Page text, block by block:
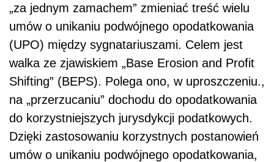
„za jednym zamachem” zmieniać treść wielu
umów o unikaniu podwójnego opodatkowania
(UPO) między sygnatariuszami. Celem jest
walka ze zjawiskiem „Base Erosion and Profit
Shifting” (BEPS). Polega ono, w uproszczeniu.,
na „przerzucaniu” dochodu do opodatkowania
do korzystniejszych jurysdykcji podatkowych.
Dzięki zastosowaniu korzystnych postanowień
umów o unikaniu podwójnego opodatkowania,